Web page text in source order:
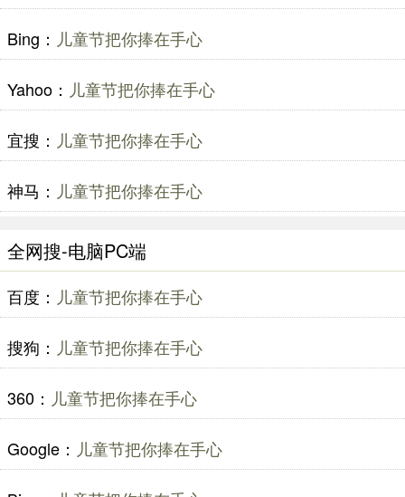
Bing： 儿童节把你捧在手心
Yahoo： 儿童节把你捧在手心
宜搜： 儿童节把你捧在手心
神马： 儿童节把你捧在手心
全网搜-电脑PC端
百度： 儿童节把你捧在手心
搜狗： 儿童节把你捧在手心
360： 儿童节把你捧在手心
Google： 儿童节把你捧在手心